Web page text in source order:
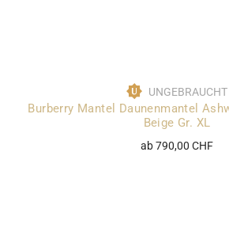
UNGEBRAUCHT
Burberry Mantel Daunenmantel
Beige Gr. XL
ab 790,00 CHF